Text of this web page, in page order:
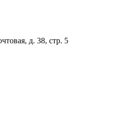
д. 38, стр. 5